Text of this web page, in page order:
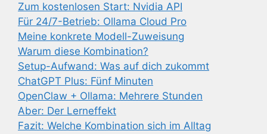
Zum kostenlosen Start: Nvidia API
Für 24/7-Betrieb: Ollama Cloud Pro
Meine konkrete Modell-Zuweisung
Warum diese Kombination?
Setup-Aufwand: Was auf dich zukommt
ChatGPT Plus: Fünf Minuten
OpenClaw + Ollama: Mehrere Stunden
Aber: Der Lerneffekt
Fazit: Welche Kombination sich im Alltag